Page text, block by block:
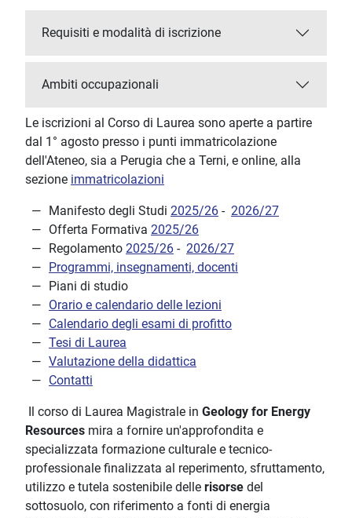
Requisiti e modalità di iscrizione
Ambiti occupazionali
Le iscrizioni al Corso di Laurea sono aperte a partire
dal 1° agosto presso i punti immatricolazione
dell'Ateneo, sia a Perugia che a Terni, e online, alla
sezione immatricolazioni
Manifesto degli Studi 2025/26 - 2026/27
Offerta Formativa 2025/26
Regolamento 2025/26 - 2026/27
Programmi, insegnamenti, docenti
Piani di studio
Orario e calendario delle lezioni
Calendario degli esami di profitto
Tesi di Laurea
Valutazione della didattica
Contatti
Il corso di Laurea Magistrale in Geology for Energy
Resources mira a fornire un'approfondita e
specializzata formazione culturale e tecnico-
professionale finalizzata al reperimento, sfruttamento,
utilizzo e tutela sostenibile delle risorse del
sottosuolo, con riferimento a fonti di energia